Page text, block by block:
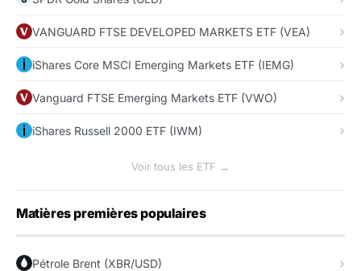
VANGUARD FTSE DEVELOPED MARKETS ETF (VEA)
iShares Core MSCI Emerging Markets ETF (IEMG)
Vanguard FTSE Emerging Markets ETF (VWO)
iShares Russell 2000 ETF (IWM)
Voir tous les ETF →
Matières premières populaires
Pétrole Brent (XBR/USD)